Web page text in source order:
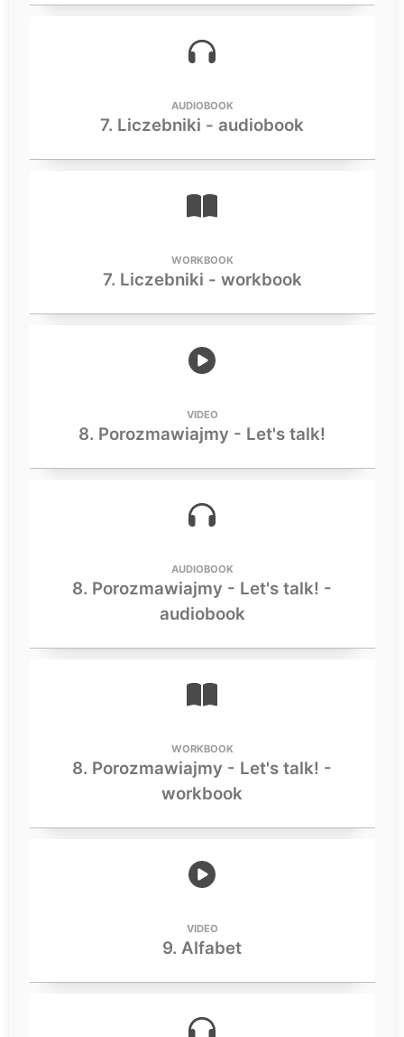
AUDIOBOOK
7. Liczebniki - audiobook
WORKBOOK
7. Liczebniki - workbook
VIDEO
8. Porozmawiajmy - Let's talk!
AUDIOBOOK
8. Porozmawiajmy - Let's talk! -
audiobook
WORKBOOK
8. Porozmawiajmy - Let's talk! -
workbook
VIDEO
9. Alfabet